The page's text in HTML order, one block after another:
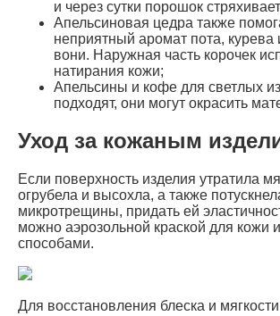
и через сутки порошок
Апельсиновая цедра также
неприятный аромат пота, курева
вони. Наружная часть корочек
натирания кожи;
Апельсины и кофе для светлых
подходят, они могут окрасить
Уход за кожаным
Если поверхность изделия утратила
огрубела и высохла, а также
микротрещины, придать ей
можно аэрозольной краской для кожи
способами.
Для восстановления блеска и